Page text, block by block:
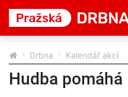
Drbna Kalendář akcí
Hudba pomáhá